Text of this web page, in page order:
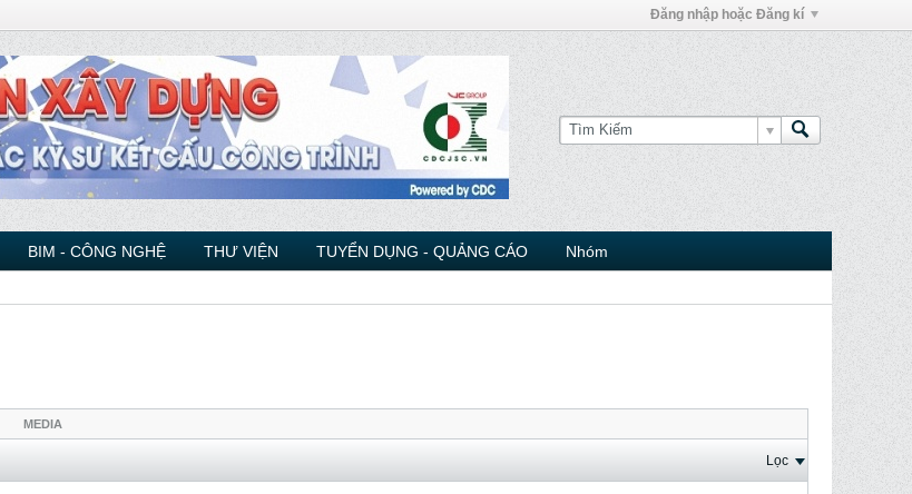
Đăng nhập hoặc Đăng kí
BIM - CÔNG NGHỆ THƯ VIỆN TUYỂN DỤNG - QUẢNG CÁO Nhóm
MEDIA
Lọc